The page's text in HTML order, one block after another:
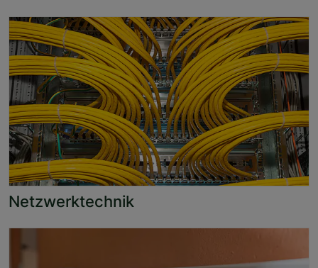
Netzwerktechnik